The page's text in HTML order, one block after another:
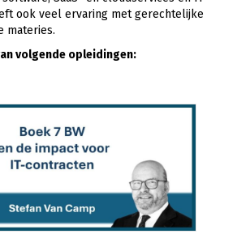
ook veel ervaring met gerechtelijke
materies.
volgende opleidingen: